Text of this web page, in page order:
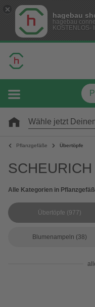
hagebau
hagebau
KOSTENLOS-
Wähle jetzt
Pflanzgefäße Übertöpfe
Alle Kategorien in
Übertöpfe (977)
Blumenampeln (38)